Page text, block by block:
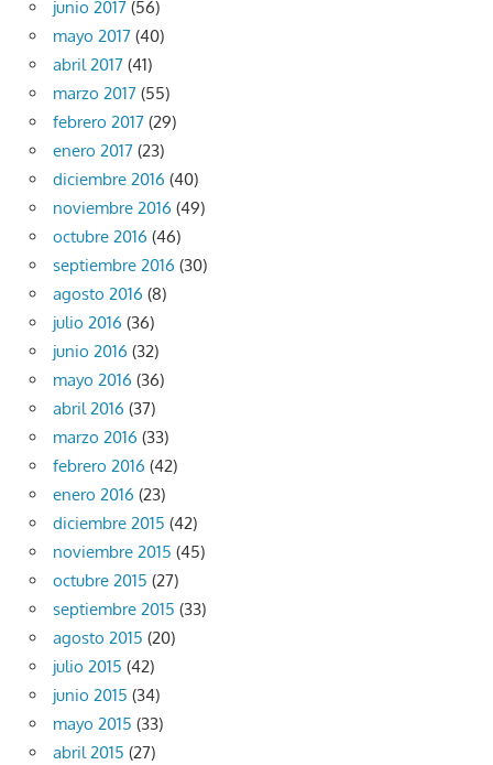
junio 2017 (56)
mayo 2017 (40)
abril 2017 (41)
marzo 2017 (55)
febrero 2017 (29)
enero 2017 (23)
diciembre 2016 (40)
noviembre 2016 (49)
octubre 2016 (46)
septiembre 2016 (30)
agosto 2016 (8)
julio 2016 (36)
junio 2016 (32)
mayo 2016 (36)
abril 2016 (37)
marzo 2016 (33)
febrero 2016 (42)
enero 2016 (23)
diciembre 2015 (42)
noviembre 2015 (45)
octubre 2015 (27)
septiembre 2015 (33)
agosto 2015 (20)
julio 2015 (42)
junio 2015 (34)
mayo 2015 (33)
abril 2015 (27)